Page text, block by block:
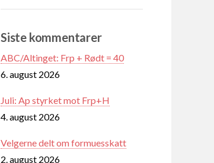
Siste kommentarer
ABC/Altinget: Frp + Rødt = 40
6. august 2026
Juli: Ap styrket mot Frp+H
4. august 2026
Velgerne delt om formuesskatt
2. august 2026